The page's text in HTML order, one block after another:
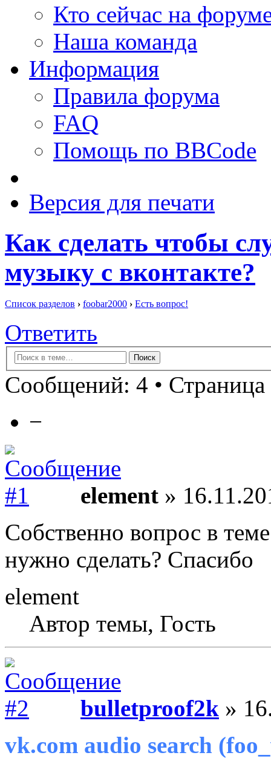
Кто сейчас на
Наша команда
Информация
Правила форума
FAQ
Помощь по BBCode
Версия для печати
Как сделать чтобы
музыку с вконтакте?
Список разделов › foobar2000 › Есть вопрос!
Ответить
Сообщений: 4 • Страница
−
element »
Собственно вопрос в
нужно сделать? Спасибо
element
Автор темы, Гость
bulletproof2k »
vk.com audio search